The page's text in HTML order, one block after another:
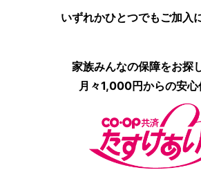
いずれかひとつでもご加入
家族みんなの保障をお探
月々1,000円からの安心